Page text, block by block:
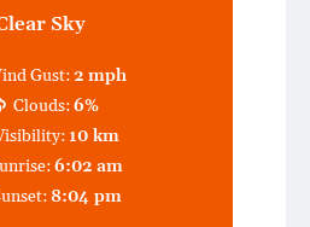
Sky
Gust:2 mph
Clouds:6%
10 km
6:02 am
8:04 pm